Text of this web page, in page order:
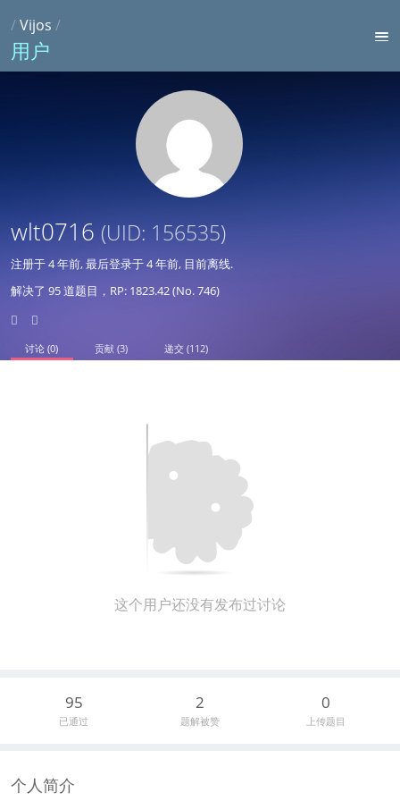
/Vijos /
用户
wlt0716 (UID: 156535)
注册于4 年前, 最后登录于4 年前, 目前离线.
解决了 95 道题目，RP: 1823.42 (No. 746)
讨论 (0) 贡献 (3) 递交 (112)
这个用户还没有发布过讨论
95
已通过
2
题解被赞
0
上传题目
个人简介